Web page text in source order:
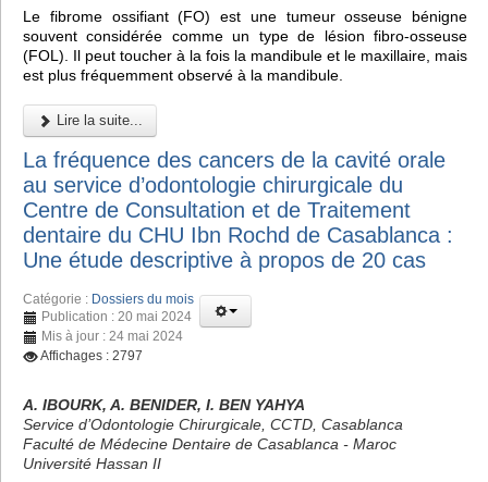
Le fibrome ossifiant (FO) est une tumeur osseuse bénigne
souvent considérée comme un type de lésion fibro-osseuse
(FOL). Il peut toucher à la fois la mandibule et le maxillaire, mais
est plus fréquemment observé à la mandibule.
Lire la suite...
La fréquence des cancers de la cavité orale
au service d’odontologie chirurgicale du
Centre de Consultation et de Traitement
dentaire du CHU Ibn Rochd de Casablanca :
Une étude descriptive à propos de 20 cas
Catégorie : Dossiers du mois
Publication : 20 mai 2024
Mis à jour : 24 mai 2024
Affichages : 2797
A. IBOURK, A. BENIDER, I. BEN YAHYA
Service d’Odontologie Chirurgicale, CCTD, Casablanca
Faculté de Médecine Dentaire de Casablanca - Maroc
Université Hassan II